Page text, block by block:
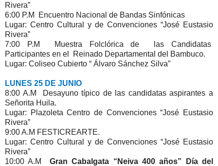
Rivera”
6:00 P.M Encuentro Nacional de Bandas Sinfónicas
Lugar: Centro Cultural y de Convenciones “José Eustasio
Rivera”
7:00 P.M Muestra Folclórica de las Candidatas
Participantes en el Reinado Departamental del Bambuco.
Lugar: Coliseo Cubierto “ Álvaro Sánchez Silva”
LUNES 25 DE JUNIO
8:00 A.M Desayuno típico de las candidatas aspirantes a
Señorita Huila.
Lugar: Plazoleta Centro de Convenciones “José Eustasio
Rivera”
9:00 A.M FESTICREARTE.
Lugar: Centro Cultural y de Convenciones “José Eustasio
Rivera”
10:00 A.M Gran Cabalgata “Neiva 400 años” Día del